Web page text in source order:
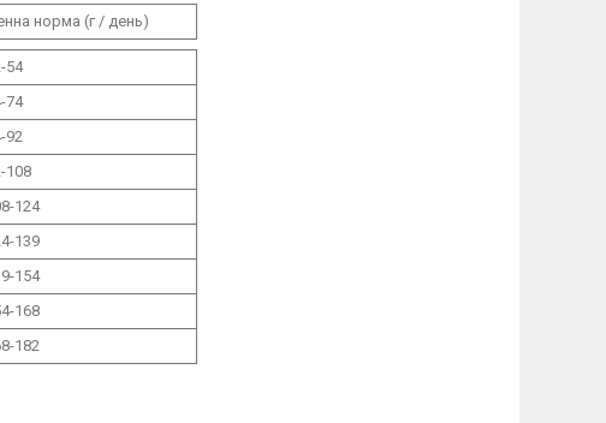
норма (г / день)
54
74
92
108
124
139
154
168
182